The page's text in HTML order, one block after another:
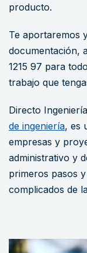
producto.
Te aportaremos
documentación,
1215 97 para
trabajo que
Directo
de ingeniería, es
empresas y
administrativo y
primeros pasos
complicados de